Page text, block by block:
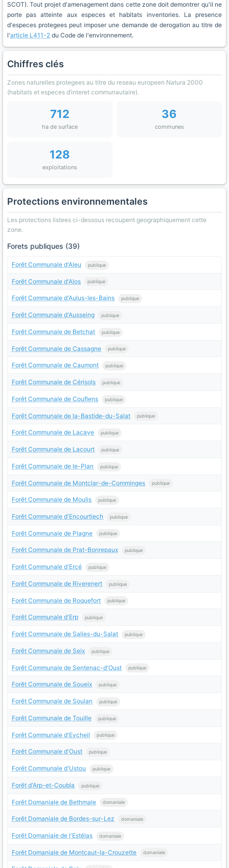
SCOT). Tout projet d'amenagement dans cette zone doit demontrer qu'il ne
porte pas atteinte aux especes et habitats inventories. La presence
d'especes protegees peut imposer une demande de derogation au titre de
l'article L411-2 du Code de l'environnement.
Chiffres clés
Zones naturelles protegees au titre du reseau europeen Natura 2000
(habitats et especes d’interet communautaire).
712
ha de surface
36
communes
128
exploitations
Protections environnementales
Les protections listees ci-dessous recoupent geographiquement cette
zone.
Forets publiques (39)
Forêt Communale d'Aleu publique
Forêt Communale d'Alos publique
Forêt Communale d'Aulus-les-Bains publique
Forêt Communale d'Ausseing publique
Forêt Communale de Betchat publique
Forêt Communale de Cassagne publique
Forêt Communale de Caumont publique
Forêt Communale de Cérisols publique
Forêt Communale de Couflens publique
Forêt Communale de la-Bastide-du-Salat publique
Forêt Communale de Lacave publique
Forêt Communale de Lacourt publique
Forêt Communale de le-Plan publique
Forêt Communale de Montclar-de-Comminges publique
Forêt Communale de Moulis publique
Forêt Communale d'Encourtiech publique
Forêt Communale de Plagne publique
Forêt Communale de Prat-Bonrepaux publique
Forêt Communale d'Ercé publique
Forêt Communale de Riverenert publique
Forêt Communale de Roquefort publique
Forêt Communale d'Erp publique
Forêt Communale de Salies-du-Salat publique
Forêt Communale de Seix publique
Forêt Communale de Sentenac-d'Oust publique
Forêt Communale de Soueix publique
Forêt Communale de Soulan publique
Forêt Communale de Touille publique
Forêt Communale d'Eycheil publique
Forêt Communale d'Oust publique
Forêt Communale d'Ustou publique
Forêt d'Arp-et-Coubla publique
Forêt Domaniale de Bethmale domaniale
Forêt Domaniale de Bordes-sur-Lez domaniale
Forêt Domaniale de l'Estélas domaniale
Forêt Domaniale de Montcaut-la-Crouzette domaniale